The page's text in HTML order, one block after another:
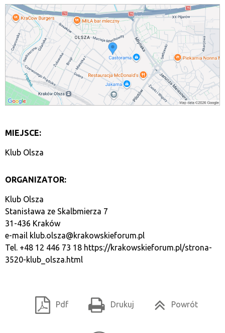
MIEJSCE:
Klub Olsza
ORGANIZATOR:
Klub Olsza
Stanisława ze Skalbmierza 7
31-436 Kraków
e-mail klub.olsza@krakowskieforum.pl
Tel. +48 12 446 73 18 https://krakowskieforum.pl/strona-
3520-klub_olsza.html
Pdf Drukuj Powrót